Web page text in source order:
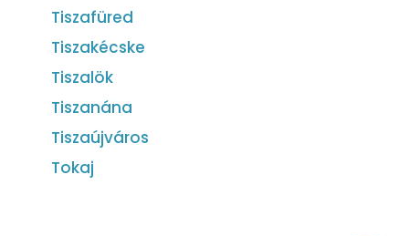
Tiszafüred
Tiszakécske
Tiszalök
Tiszanána
Tiszaújváros
Tokaj